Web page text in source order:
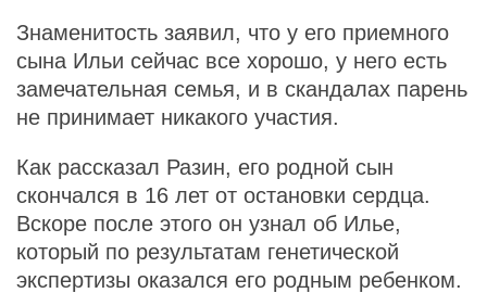
Знаменитость заявил, что у его приемного
сына Ильи сейчас все хорошо, у него есть
замечательная семья, и в скандалах парень
не принимает никакого участия.
Как рассказал Разин, его родной сын
скончался в 16 лет от остановки сердца.
Вскоре после этого он узнал об Илье,
который по результатам генетической
экспертизы оказался его родным ребенком.